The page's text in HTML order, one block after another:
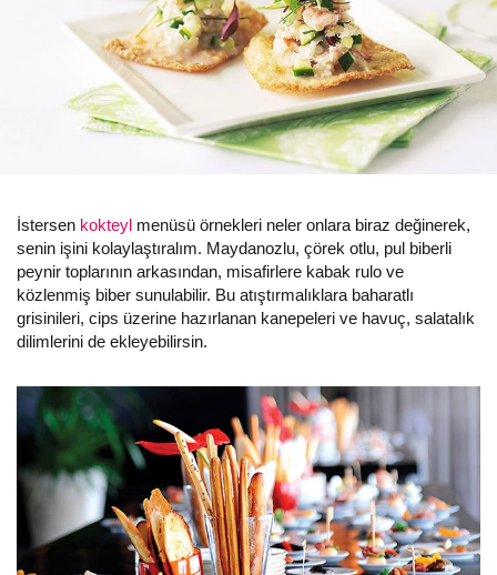
İstersen kokteyl menüsü örnekleri neler onlara biraz değinerek,
senin işini kolaylaştıralım. Maydanozlu, çörek otlu, pul biberli
peynir toplarının arkasından, misafirlere kabak rulo ve
közlenmiş biber sunulabilir. Bu atıştırmalıklara baharatlı
grisinileri, cips üzerine hazırlanan kanepeleri ve havuç, salatalık
dilimlerini de ekleyebilirsin.